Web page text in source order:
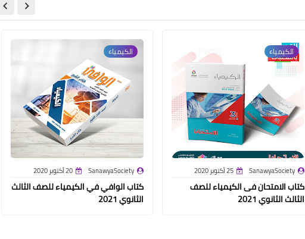
الكيمياء
SanawyaSociety 25 أكتوبر 2020
كتاب الامتحان فى الكيمياء للصف
الثالث الثانوي 2021
الكيمياء
SanawyaSociety 20 أكتوبر 2020
كتاب الوافي في الكيمياء للصف الثالث
الثانوي 2021